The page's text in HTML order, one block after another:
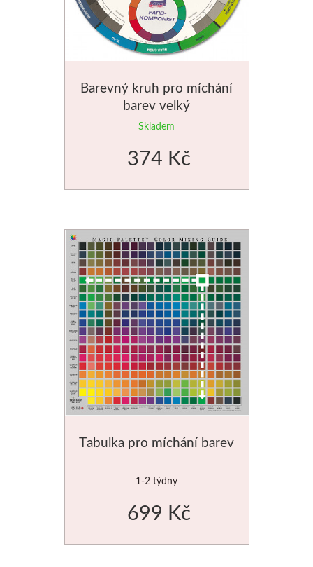
Barevný kruh pro míchání
barev velký
Skladem
374 Kč
Tabulka pro míchání barev
1-2 týdny
699 Kč